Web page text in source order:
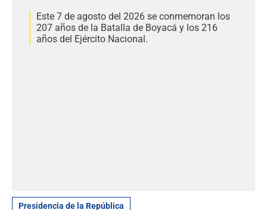
Este 7 de agosto del 2026 se conmemoran los
207 años de la Batalla de Boyacá y los 216
años del Ejército Nacional.
Presidencia de la República